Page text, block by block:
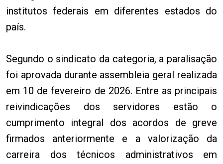
institutos federais em diferentes estados do
país.
Segundo o sindicato da categoria, a paralisação
foi aprovada durante assembleia geral realizada
em 10 de fevereiro de 2026. Entre as principais
reivindicações dos servidores estão o
cumprimento integral dos acordos de greve
firmados anteriormente e a valorização da
carreira dos técnicos administrativos em